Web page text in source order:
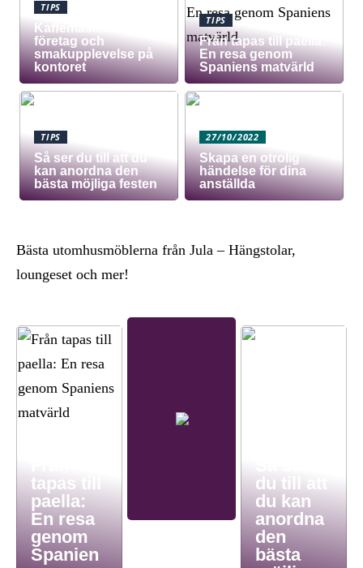
TIPS
Kaffemaskin för
företag och
smakupplevelse på
kontoret
TIPS
Från tapas till paella:
En resa genom
Spaniens matvärld
TIPS
Så ser du till att du
kan anordna den
bästa möjliga festen
27/10/2022
Skapa en otrolig
händelse för dina
anställda
Bästa utomhusmöblerna från Jula – Hängstolar,
loungeset och mer!
tapas till
paella:
En resa
genom
Spanien
du till att
du kan
anordna
den
bästa